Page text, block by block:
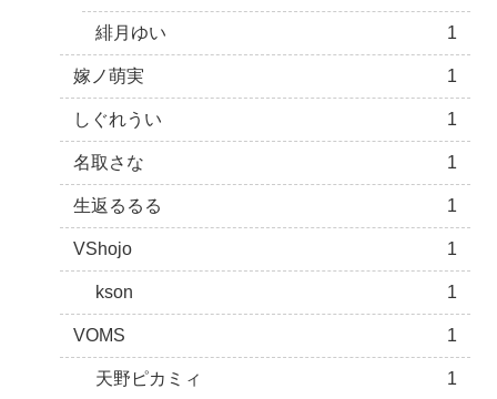
緋月ゆい 1
嫁ノ萌実 1
しぐれうい 1
名取さな 1
生返るるる 1
VShojo 1
kson 1
VOMS 1
天野ピカミィ 1